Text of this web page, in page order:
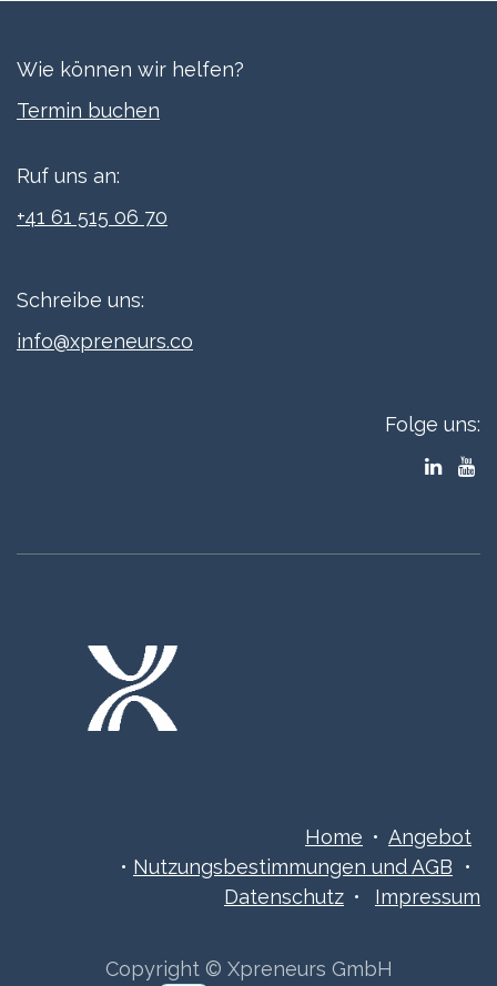
Wie können wir helfen?
Termi​n buchen
Ruf uns an:
+41 61 515 06 70
Schreibe uns:
info@xpreneurs.co
Folge uns:
Home • Angebot
• Nutzungsbestimmungen ​​​und AGB •
Datenschutz • Impressum
Copyright © Xpreneurs GmbH